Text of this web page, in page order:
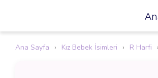
Ana Sayfa › Kız Bebek İsimleri › R Harfi ›